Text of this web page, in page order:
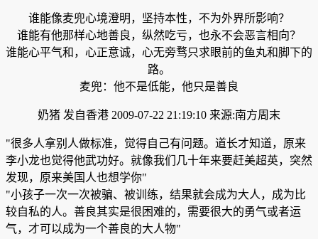
谁能像麦兜心境澄明，坚持本性，不为外界所影响？
谁能有他那样心地善良，纵然吃亏，也永不会恶言相向？
谁能心平气和，心正意诚，心无旁骛只求眼前的鱼丸和脚下的
路。
麦兜：他不是低能，他只是善良
奶猪 发自香港 2009-07-22 21:19:10 来源:南方周末
"很多人拿别人做标准，觉得自己有问题。道长才知道，原来
李小龙也觉得他武功好。就像我们几十年来要赶美超英，突然
发现，原来美国人也想学你"
"小孩子一次一次被骗、被训练，结果就会成为大人，成为比
较自私的人。善良其实是很困难的，需要很大的勇气或者运
气，才可以成为一个善良的大人物"